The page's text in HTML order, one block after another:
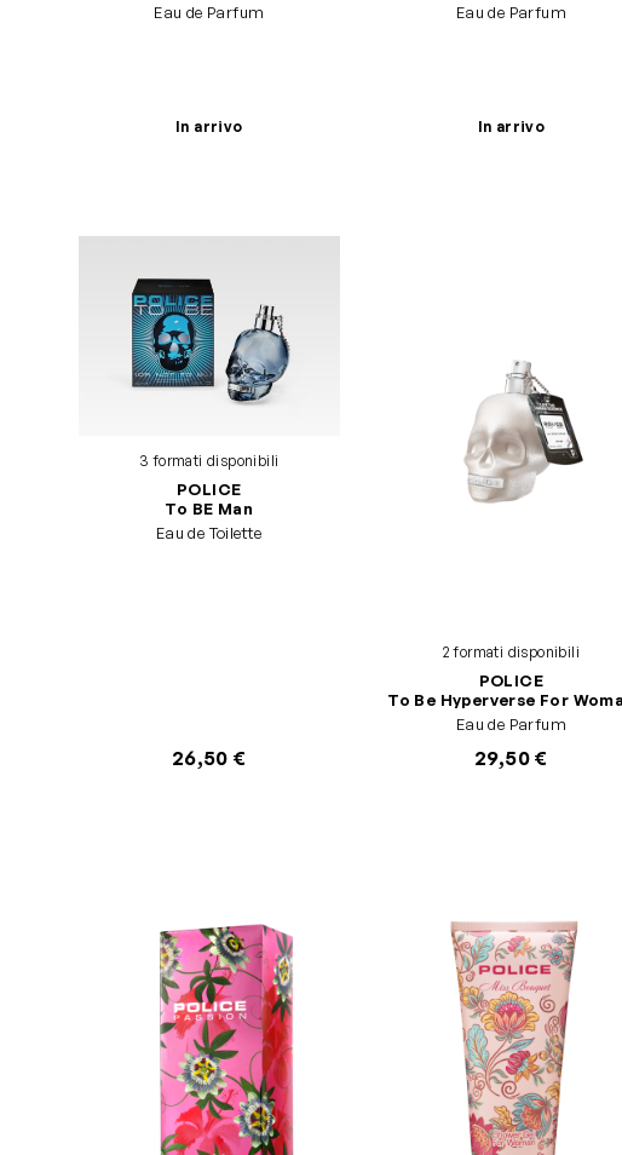
Eau de Parfum
In arrivo
Eau de Parfum
In arrivo
3 formati disponibili
POLICE
To BE Man
Eau de Toilette
26,50 €
2 formati disponibili
POLICE
To Be Hyperverse For
Eau de Parfum
29,50 €